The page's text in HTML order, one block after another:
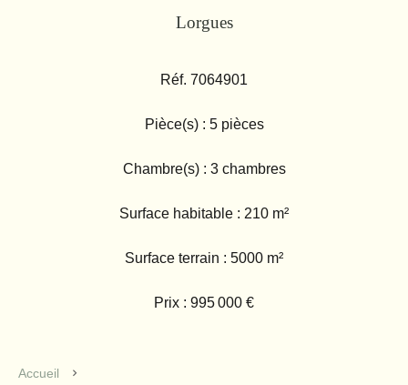
Lorgues
Réf. 7064901
Pièce(s) : 5 pièces
Chambre(s) : 3 chambres
Surface habitable : 210 m²
Surface terrain : 5000 m²
Prix : 995 000 €
Accueil